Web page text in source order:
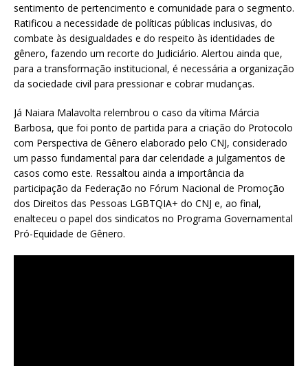
sentimento de pertencimento e comunidade para o segmento.
Ratificou a necessidade de políticas públicas inclusivas, do
combate às desigualdades e do respeito às identidades de
gênero, fazendo um recorte do Judiciário. Alertou ainda que,
para a transformação institucional, é necessária a organização
da sociedade civil para pressionar e cobrar mudanças.
Já Naiara Malavolta relembrou o caso da vítima Márcia
Barbosa, que foi ponto de partida para a criação do Protocolo
com Perspectiva de Gênero elaborado pelo CNJ, considerado
um passo fundamental para dar celeridade a julgamentos de
casos como este. Ressaltou ainda a importância da
participação da Federação no Fórum Nacional de Promoção
dos Direitos das Pessoas LGBTQIA+ do CNJ e, ao final,
enalteceu o papel dos sindicatos no Programa Governamental
Pró-Equidade de Gênero.